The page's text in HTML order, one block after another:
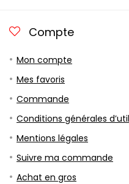
Compte
Mon compte
Mes favoris
Commande
Conditions générales
Mentions légales
Suivre ma commande
Achat en gros